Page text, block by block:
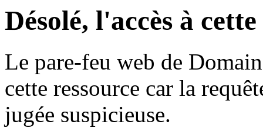
Désolé, l'accès à
Le pare-feu web de
cette ressource car la
jugée suspicieuse.